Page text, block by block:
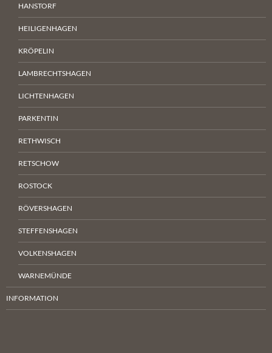
HANSTORF
HEILIGENHAGEN
KRÖPELIN
LAMBRECHTSHAGEN
LICHTENHAGEN
PARKENTIN
RETHWISCH
RETSCHOW
ROSTOCK
RÖVERSHAGEN
STEFFENSHAGEN
VOLKENSHAGEN
WARNEMÜNDE
INFORMATION